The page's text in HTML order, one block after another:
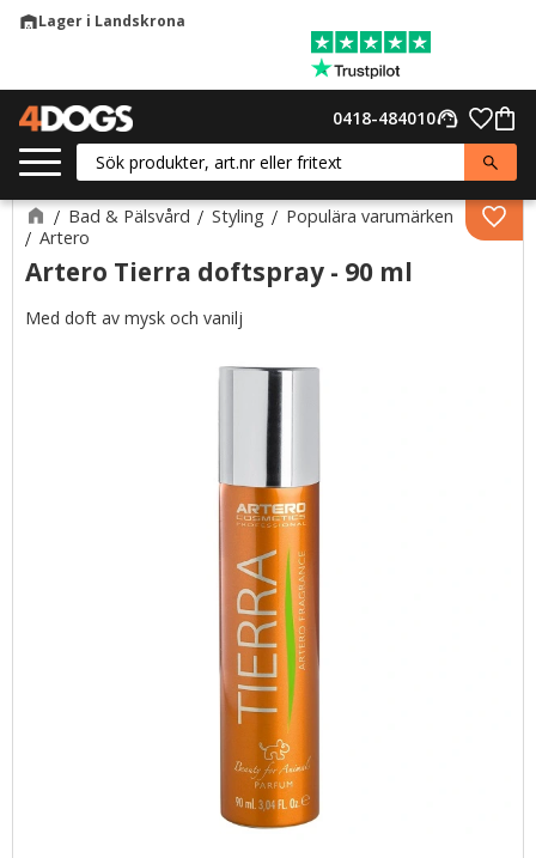
warehouseLager i Landskrona
support_agent
0418-484010
Bad & Pälsvård Styling
Populära varumärken
Artero
Artero Tierra doftspray - 90 ml
Med doft av mysk och vanilj